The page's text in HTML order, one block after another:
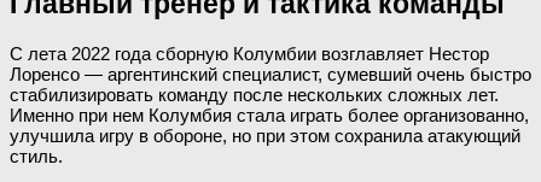
С лета 2022 года сборную Колумбии возглавляет Нестор
Лоренсо — аргентинский специалист, сумевший очень быстро
стабилизировать команду после нескольких сложных лет.
Именно при нем Колумбия стала играть более организованно,
улучшила игру в обороне, но при этом сохранила атакующий
стиль.